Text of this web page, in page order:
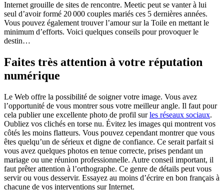
Internet grouille de sites de rencontre. Meetic peut se vanter à lui
seul d’avoir formé 20 000 couples mariés ces 5 dernières années.
Vous pouvez également trouver l’amour sur la Toile en mettant le
minimum d’efforts. Voici quelques conseils pour provoquer le
destin…
Faites très attention à votre réputation
numérique
Le Web offre la possibilité de soigner votre image. Vous avez
l’opportunité de vous montrer sous votre meilleur angle. Il faut pour
cela publier une excellente photo de profil surles réseaux sociaux.
Oubliez vos clichés en torse nu. Évitez les images qui montrent vos
côtés les moins flatteurs. Vous pouvez cependant montrer que vous
êtes quelqu’un de sérieux et digne de confiance. Ce serait parfait si
vous avez quelques photos en tenue correcte, prises pendant un
mariage ou une réunion professionnelle. Autre conseil important, il
faut prêter attention à l’orthographe. Ce genre de détails peut vous
servir ou vous desservir. Essayez au moins d’écrire en bon français à
chacune de vos interventions sur Internet.